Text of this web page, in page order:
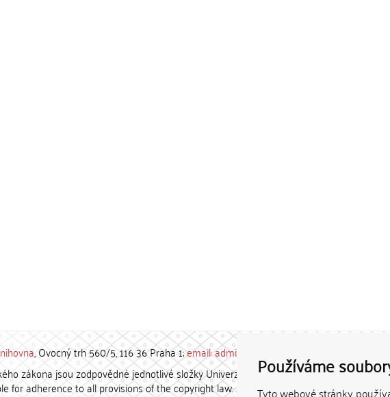
Používáme
Tyto webové stránky
, Ovocný trh 560/5, 116 36 Praha 1;email: admin-repozitar [at] cuni.cz
zákona jsou zodpovědné jednotlivé složky Univerzity Karlovy. / Each constituent
for adherence to all provisions of the copyright law.